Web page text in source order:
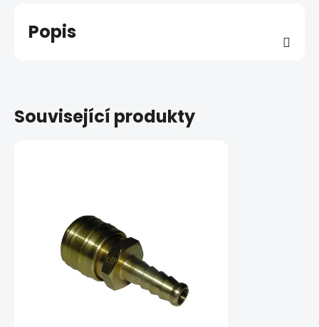
Popis
Související produkty